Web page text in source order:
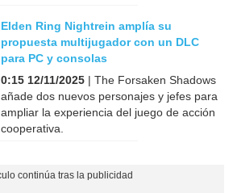
Elden Ring Nightrein amplía su
propuesta multijugador con un DLC
para PC y consolas
0:15 12/11/2025 | The Forsaken Shadows
añade dos nuevos personajes y jefes para
ampliar la experiencia del juego de acción
cooperativa.